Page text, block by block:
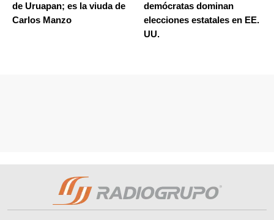
de Uruapan; es la viuda de
Carlos Manzo
demócratas dominan
elecciones estatales en EE.
UU.